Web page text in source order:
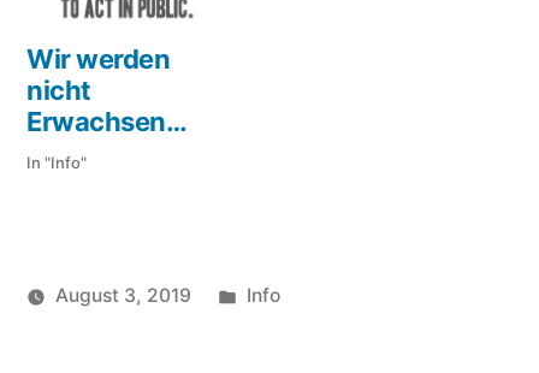
Wir werden
nicht
Erwachsen…
In "Info"
August 3, 2019
Veröffentlicht
Info